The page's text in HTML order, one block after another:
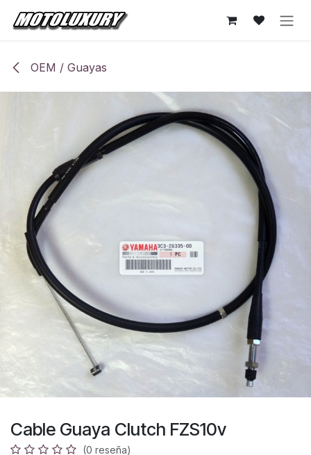
Ir al contenido
OEM / Guayas
Cable Guaya Clutch FZS10v
(0 reseña)